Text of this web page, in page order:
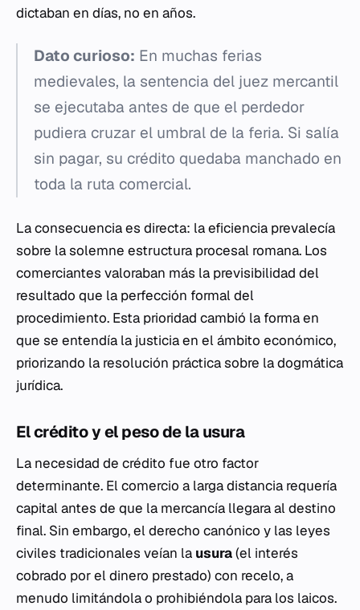
dictaban en días, no en años.
Dato curioso: En muchas ferias
medievales, la sentencia del juez mercantil
se ejecutaba antes de que el perdedor
pudiera cruzar el umbral de la feria. Si salía
sin pagar, su crédito quedaba manchado en
toda la ruta comercial.
La consecuencia es directa: la eficiencia prevalecía
sobre la solemne estructura procesal romana. Los
comerciantes valoraban más la previsibilidad del
resultado que la perfección formal del
procedimiento. Esta prioridad cambió la forma en
que se entendía la justicia en el ámbito económico,
priorizando la resolución práctica sobre la dogmática
jurídica.
El crédito y el peso de la usura
La necesidad de crédito fue otro factor
determinante. El comercio a larga distancia requería
capital antes de que la mercancía llegara al destino
final. Sin embargo, el derecho canónico y las leyes
civiles tradicionales veían la usura(el interés
cobrado por el dinero prestado) con recelo, a
menudo limitándola o prohibiéndola para los laicos.